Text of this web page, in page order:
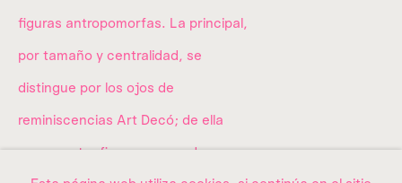
Quiénes somos
La colección
Exposiciones
figuras antropomorfas. La principal,
por tamaño y centralidad, se
distingue por los ojos de
reminiscencias Art Decó; de ella
emerge otra figura, coronada y con